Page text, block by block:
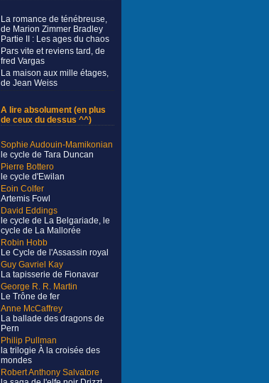
La romance de ténébreuse,
de Marion Zimmer Bradley
Partie II : Les ages du chaos
Pars vite et reviens tard, de
fred Vargas
La maison aux mille étages,
de Jean Weiss
A lire absolument (en plus
de ceux du dessus ^^)
Sophie Audouin-Mamikonian
le cycle de Tara Duncan
Pierre Bottero
le cycle d'Ewilan
Eoin Colfer
Artemis Fowl
David Eddings
le cycle de La Belgariade, le
cycle de La Mallorée
Robin Hobb
Le Cycle de l'Assassin royal
Guy Gavriel Kay
La tapisserie de Fionavar
George R. R. Martin
Le Trône de fer
Anne McCaffrey
La ballade des dragons de
Pern
Philip Pullman
la trilogie À la croisée des
mondes
Robert Anthony Salvatore